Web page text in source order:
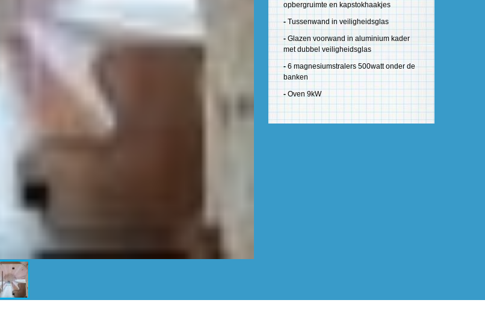
opbergruimte en kapstokhaakjes
- Tussenwand in veiligheidsglas
- Glazen voorwand in aluminium kader
met dubbel veiligheidsglas
- 6 magnesiumstralers 500watt onder de
banken
- Oven 9kW